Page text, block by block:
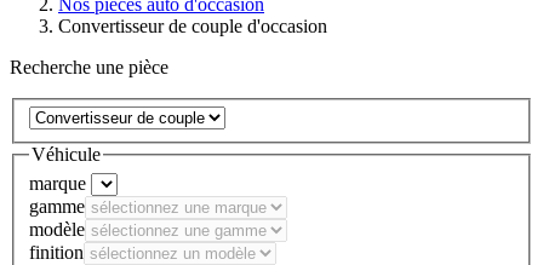
Convertisseur de couple d'occasion
Recherche une pièce
Véhicule
marque
gamme
modèle
finition